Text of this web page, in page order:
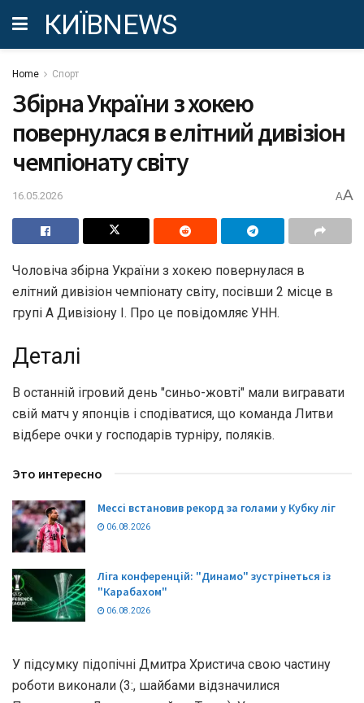
КИЇВNEWS
Home Спорт
Збірна України з хокею
повернулася в елітний дивізіон
чемпіонату світу
16.05.2026 AA
Чоловіча збірна України з хокею повернулася в
елітний дивізіон чемпіонату світу, посівши 2 місце в
групі А Дивізіону I. Про це повідомляє УНН.
Деталі
В останній ігровий день "синьо-жовті" мали вигравати
свій матч у японців і сподіватися, що команда Литви
відбере очки у господарів турніру, поляків.
Это интересно
Мессі встановив рекорд за голами у Кубку ліг
06.08.2026
Ліга конференцій: "Динамо" зустрінеться із
"Карабахом"
06.08.2026
У підсумку підопічні Дмитра Христича свою частину
роботи виконали (3:, шайбами відзначилися